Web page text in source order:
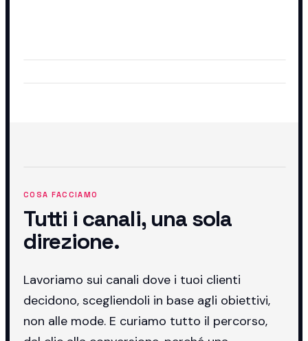
COSA FACCIAMO
Tutti i canali, una sola
direzione.
Lavoriamo sui canali dove i tuoi clienti
decidono, scegliendoli in base agli obiettivi,
non alle mode. E curiamo tutto il percorso,